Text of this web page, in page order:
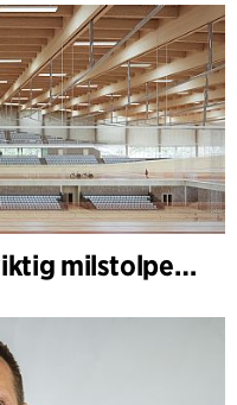
Aarhus-Hallen når en viktig milstolpe i den pågående skissprocessen